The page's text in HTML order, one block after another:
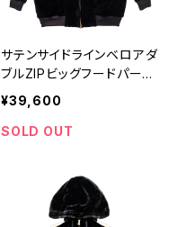
サテンサイドラインベロアダ
ブルZIPビッグフードパーカ
ー BLACK×BLACK
¥39,600
SOLD OUT